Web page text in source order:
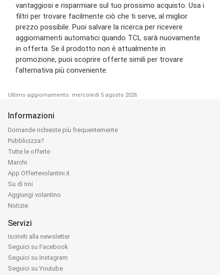
vantaggiosi e risparmiare sul tuo prossimo acquisto. Usa i
filtri per trovare facilmente ciò che ti serve, al miglior
prezzo possibile. Puoi salvare la ricerca per ricevere
aggiornamenti automatici quando TCL sarà nuovamente
in offerta. Se il prodotto non è attualmente in
promozione, puoi scoprire offerte simili per trovare
l’alternativa più conveniente.
Ultimo aggiornamento: mercoledì 5 agosto 2026
Informazioni
Domande richieste più frequentemente
Pubblicizza?
Tutte le offerte
Marchi
App Offertevolantini.it
Su di noi
Aggiungi volantino
Notizie
Servizi
Iscriviti alla newsletter
Seguici su Facebook
Seguici su Instagram
Seguici su Youtube